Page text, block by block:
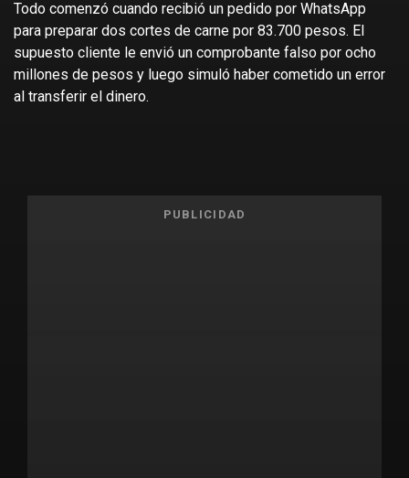
Todo comenzó cuando recibió un pedido por WhatsApp
para preparar dos cortes de carne por 83.700 pesos. El
supuesto cliente le envió un comprobante falso por ocho
millones de pesos y luego simuló haber cometido un error
al transferir el dinero.
PUBLICIDAD